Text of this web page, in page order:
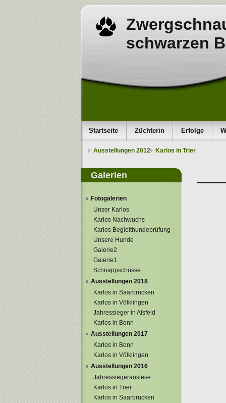
schwarzen
Startseite Züchterin Erfolge
Ausstellungen 2012 Karlos in Trier
Galerien
Fotogalerien
Unser Karlos
Karlos Nachwuchs
Karlos Begleithundeprüfung
Unsere Hunde
Galerie2
Galerie1
Schnappschüsse
Ausstellungen 2018
Karlos in Saarbrücken
Karlos in Völklingen
Jahressieger in Alsfeld
Karlos in Bonn
Ausstellungen 2017
Karlos in Bonn
Karlos in Völklingen
Ausstellungen 2016
Jahressiegerauslese
Karlos in Trier
Karlos in Saarbrücken